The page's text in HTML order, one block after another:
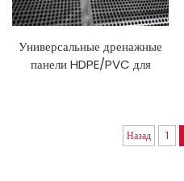
Универсальные дренажные
панели HDPE/PVC для
Назад 1